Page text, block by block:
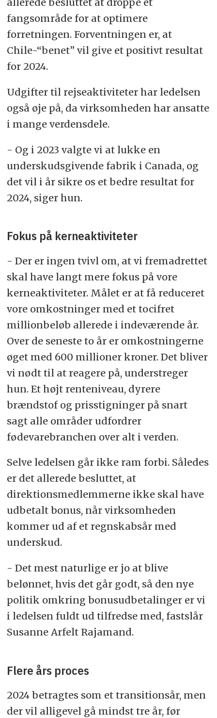
fangsområde for at optimere
forretningen. Forventningen er, at
Chile-“benet” vil give et positivt resultat
for 2024.
Udgifter til rejseaktiviteter har ledelsen
også øje på, da virksomheden har ansatte
i mange verdensdele.
- Og i 2023 valgte vi at lukke en
underskudsgivende fabrik i Canada, og
det vil i år sikre os et bedre resultat for
2024, siger hun.
Fokus på kerneaktiviteter
- Der er ingen tvivl om, at vi fremadrettet
skal have langt mere fokus på vore
kerneaktiviteter. Målet er at få reduceret
vore omkostninger med et tocifret
millionbeløb allerede i indeværende år.
Over de seneste to år er omkostningerne
øget med 600 millioner kroner. Det bliver
vi nødt til at reagere på, understreger
hun. Et højt renteniveau, dyrere
brændstof og prisstigninger på snart
sagt alle områder udfordrer
fødevarebranchen over alt i verden.
Selve ledelsen går ikke ram forbi. Således
er det allerede besluttet, at
direktionsmedlemmerne ikke skal have
udbetalt bonus, når virksomheden
kommer ud af et regnskabsår med
underskud.
- Det mest naturlige er jo at blive
belønnet, hvis det går godt, så den nye
politik omkring bonusudbetalinger er vi
i ledelsen fuldt ud tilfredse med, fastslår
Susanne Arfelt Rajamand.
Flere års proces
2024 betragtes som et transitionsår, men
der vil alligevel gå mindst tre år, før